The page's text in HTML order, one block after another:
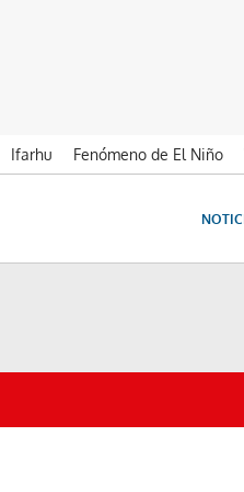
Ifarhu Fenómeno de El Niño